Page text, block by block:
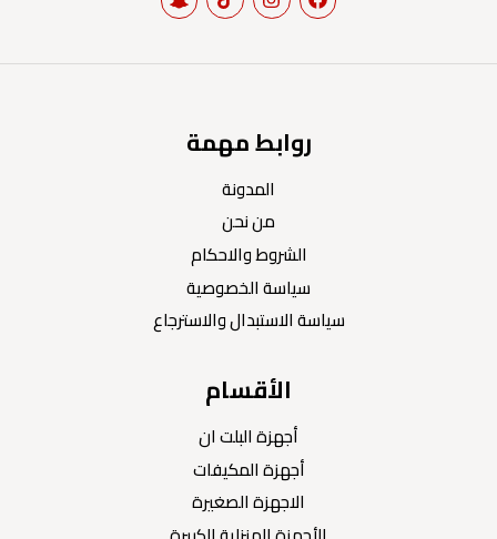
روابط مهمة
المدونة
من نحن
الشروط والاحكام
سياسة الخصوصية
سياسة الاستبدال والاسترجاع
الأقسام
أجهزة البلت ان
أجهزة المكيفات
الاجهزة الصغيرة